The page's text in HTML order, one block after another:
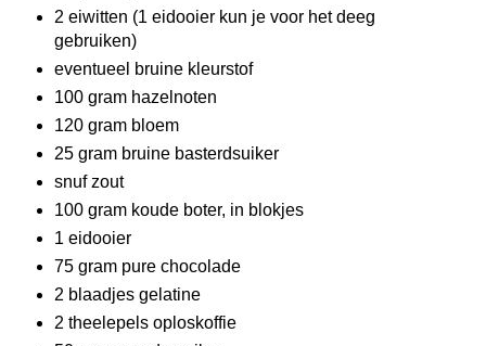
2 eiwitten (1 eidooier kun je voor het deeg
gebruiken)
eventueel bruine kleurstof
100 gram hazelnoten
120 gram bloem
25 gram bruine basterdsuiker
snuf zout
100 gram koude boter, in blokjes
1 eidooier
75 gram pure chocolade
2 blaadjes gelatine
2 theelepels oploskoffie